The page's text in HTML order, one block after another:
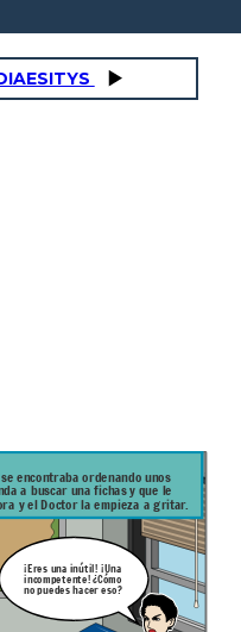
encontraba ordenando unos
a buscar una fichas y que le
y el Doctor la empieza a gritar.
¡Eres una inútil! ¡Una
incompetente! ¿Cómo
no puedes hacer eso?